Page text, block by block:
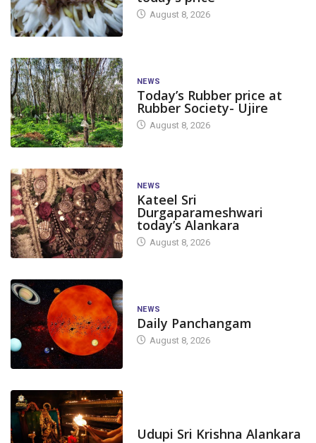
August 8, 2026
NEWS
Today’s Rubber price at
Rubber Society- Ujire
August 8, 2026
NEWS
Kateel Sri
Durgaparameshwari
today’s Alankara
August 8, 2026
NEWS
Daily Panchangam
August 8, 2026
Udupi Sri Krishna Alankara